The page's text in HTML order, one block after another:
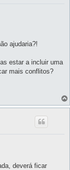
ajudaria?!
estar a incluir uma
mais conflitos?
deverá ficar